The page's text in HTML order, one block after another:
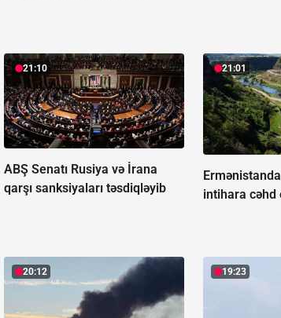
21:10
ABŞ Senatı Rusiya və İrana
qarşı sanksiyaları təsdiqləyib
21:01
intihara cəhd
20:12 19:23